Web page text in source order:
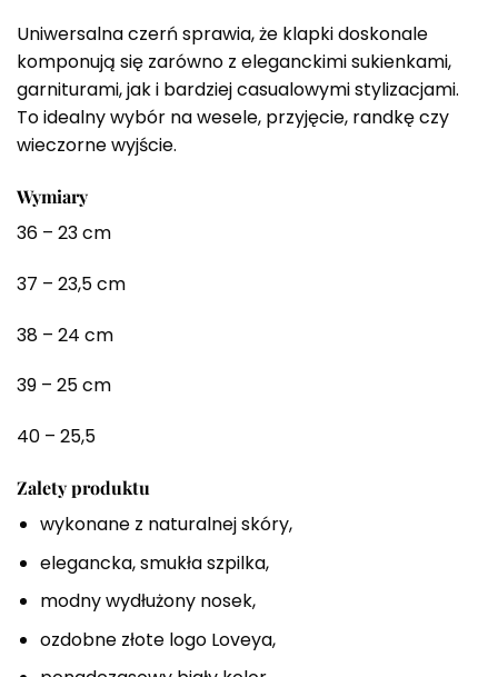
Uniwersalna czerń sprawia, że klapki doskonale
komponują się zarówno z eleganckimi sukienkami,
garniturami, jak i bardziej casualowymi stylizacjami.
To idealny wybór na wesele, przyjęcie, randkę czy
wieczorne wyjście.
Wymiary
36 – 23 cm
37 – 23,5 cm
38 – 24 cm
39 – 25 cm
40 – 25,5
Zalety produktu
wykonane z naturalnej skóry,
elegancka, smukła szpilka,
modny wydłużony nosek,
ozdobne złote logo Loveya,